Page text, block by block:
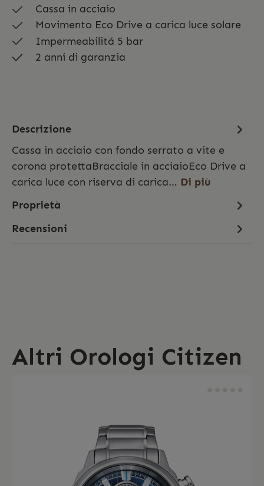
Cassa in acciaio
Movimento Eco Drive a carica luce solare
Impermeabilitá 5 bar
2 anni di garanzia
Descrizione
Cassa in acciaio con fondo serrato a vite e
corona protettaBracciale in acciaioEco Drive a
carica luce con riserva di carica… Di più
Proprietà
Recensioni
Altri Orologi Citizen